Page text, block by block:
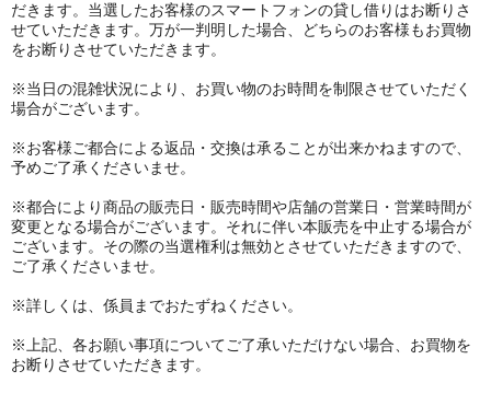
だきます。当選したお客様のスマートフォンの貸し借りはお断りさ
せていただきます。万が一判明した場合、どちらのお客様もお買物
をお断りさせていただきます。
※当日の混雑状況により、お買い物のお時間を制限させていただく
場合がございます。
※お客様ご都合による返品・交換は承ることが出来かねますので、
予めご了承くださいませ。
※都合により商品の販売日・販売時間や店舗の営業日・営業時間が
変更となる場合がございます。それに伴い本販売を中止する場合が
ございます。その際の当選権利は無効とさせていただきますので、
ご了承くださいませ。
※詳しくは、係員までおたずねください。
※上記、各お願い事項についてご了承いただけない場合、お買物を
お断りさせていただきます。